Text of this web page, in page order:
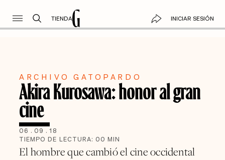
TIENDA INICIAR SESIÓN
ARCHIVO GATOPARDO
Akira Kurosawa: honor al gran
cine
06 . 09 . 18
TIEMPO DE LECTURA: 00 MIN
El hombre que cambió el cine occidental